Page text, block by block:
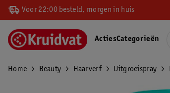
Voor 22:00 besteld, morgen in huis
ActiesCategorieën
Home Beauty Haarverf Uitgroeispray